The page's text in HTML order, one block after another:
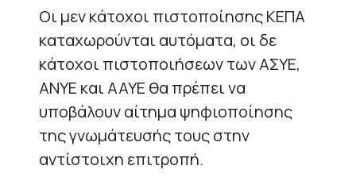
Οι μεν κάτοχοι πιστοποίησης ΚΕΠΑ
καταχωρούνται αυτόματα, οι δε
κάτοχοι πιστοποιήσεων των ΑΣΥΕ,
ΑΝΥΕ και ΑΑΥΕ θα πρέπει να
υποβάλουν αίτημα ψηφιοποίησης
της γνωμάτευσής τους στην
αντίστοιχη επιτροπή.